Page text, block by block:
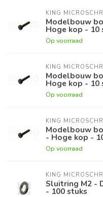
KING
Modelbouw
Hoge kop - 10
Op voorraad
KING
Modelbouw
Hoge kop - 10
Op voorraad
KING
Modelbouw
- Hoge kop -
Op voorraad
KING
Sluitring M2 -
- 100 stuks